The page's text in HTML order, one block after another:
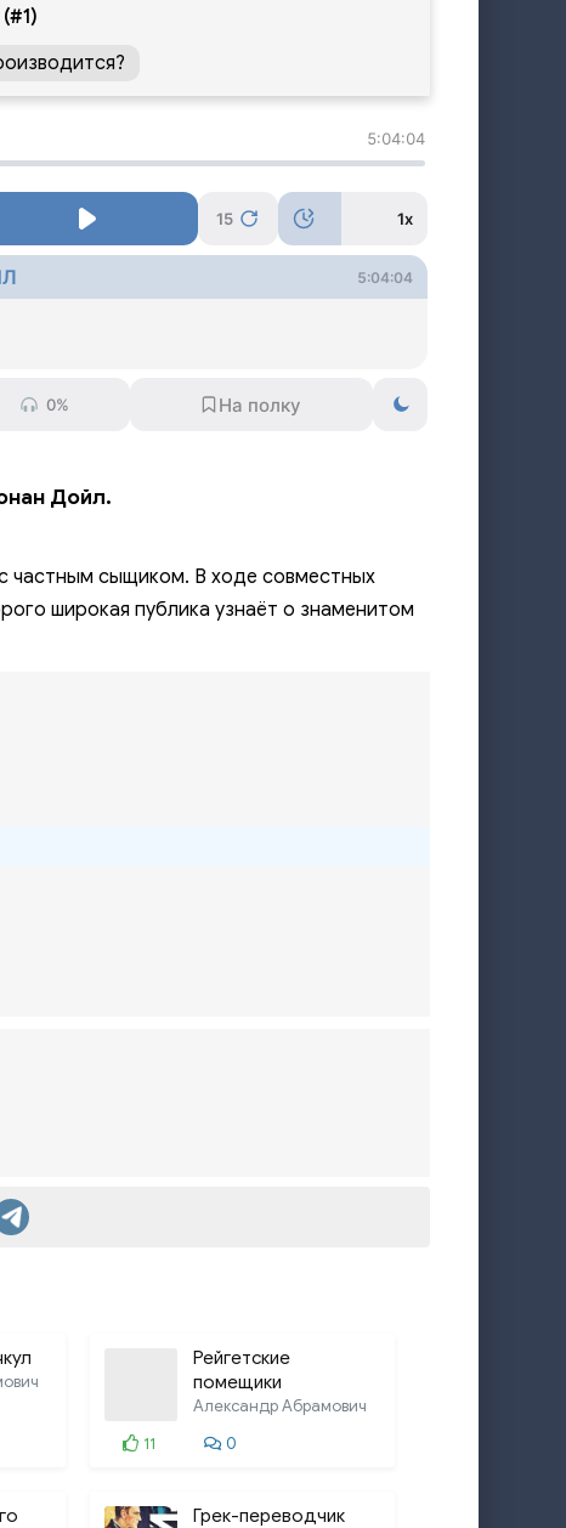
(#1)
5:04:04
15 1x
5:04:04
0%
Дойл.
частным сыщиком. В ходе совместных
широкая публика узнаёт о знаменитом
Рейгетские
помещики
Александр Абрамович
11
0
Грек-переводчик